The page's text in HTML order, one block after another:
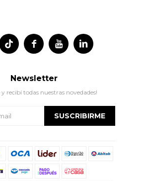
  
Newsletter
y recibí todas nuestras novedades!
SUSCRIBIRME